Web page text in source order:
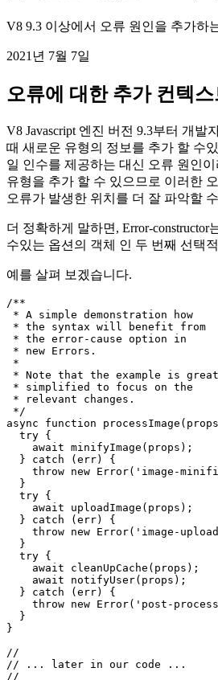
컨텍스트가있는 Node.js
2021년 7월 7일
오류에 대한 추가 컨텍스
V8 Javascript 엔진 버전 9.3부터 개발
때 새로운 유형의 정보를 추가 할 수
일 인수를 제공하는 대신 오류 원인
유형을 추가 할 수 있으므로 이러한
오류가 발생한 위치를 더 잘 파악할
더 정확하게 말하면, Error-constructor
예를 살펴 보겠습니다.
/**
* A simple demonstration how
* the syntax will benefit from
* the error-cause option in
* new Errors.
*
* Note that the example is
* simplified to focus on the
* relevant changes.
*/
async function
  try {
    await minifyImage(props);
  } catch (err) {
throw new Error('image-
  }
  try {
    await uploadImage(props);
  } catch (err) {
throw new Error('image-
  }
  try {
    await cleanUpCache(props);
    await notifyUser(props);
  } catch (err) {
throw new Error('post-
  }
}